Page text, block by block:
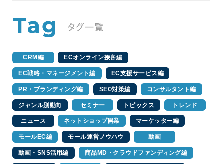
CRM編 ECオンライン接客編
EC戦略・マネージメント編 EC支援サービス編
PR・ブランディング編 SEO対策編 コンサルタント編
ジャンル別動向 セミナー トピックス トレンド
ニュース ネットショップ開業 マーケッター編
モールEC編 モール運営ノウハウ 動画
動画・SNS活用編 商品MD・クラウドファンディング編